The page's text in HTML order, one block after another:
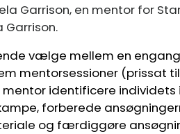
Garrison, en mentor for
Garrison.
vælge mellem en
mentorsessioner (prissat til
identificere individets
forberede
og færdiggøre